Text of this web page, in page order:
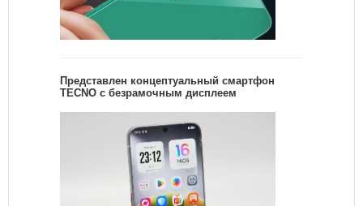
Представлен концептуальный смартфон
TECNO с безрамочным дисплеем